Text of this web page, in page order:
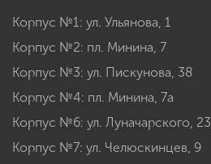
Корпус №1: ул. Ульянова, 1
Корпус №2: пл. Минина, 7
Корпус №3: ул. Пискунова, 38
Корпус №4: пл. Минина, 7а
Корпус №6: ул. Луначарского, 23
Корпус №7: ул. Челюскинцев, 9